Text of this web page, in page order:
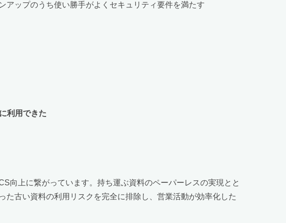
アップのうち使い勝手がよくセキュリティ要件を満たす
利用できた
向上に繋がっています。持ち運ぶ資料のペーパーレスの実現とと
古い資料の利用リスクを完全に排除し、営業活動が効率化した